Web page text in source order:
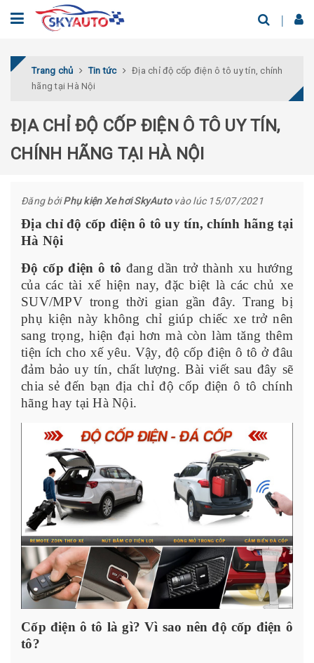
Trang chủ Tin tức
Địa chỉ độ cốp điện ô tô uy tín, chính
hãng tại Hà Nội
ĐỊA CHỈ ĐỘ CỐP ĐIỆN Ô TÔ UY TÍN,
CHÍNH HÃNG TẠI HÀ NỘI
Đăng bởiPhụ kiện Xe hơi SkyAutovào lúc 15/07/2021
Địa chỉ độ cốp điện ô tô uy tín, chính hãng tại
Hà Nội
Độ cốp điện ô tô đang dần trở thành xu hướng
của các tài xế hiện nay, đặc biệt là các chủ xe
SUV/MPV trong thời gian gần đây. Trang bị
phụ kiện này không chỉ giúp chiếc xe trở nên
sang trọng, hiện đại hơn mà còn làm tăng thêm
tiện ích cho xế yêu. Vậy, độ cốp điện ô tô ở đâu
đảm bảo uy tín, chất lượng. Bài viết sau đây sẽ
chia sẻ đến bạn địa chỉ độ cốp điện ô tô chính
hãng hay tại Hà Nội.
Cốp điện ô tô là gì? Vì sao nên độ cốp điện ô
tô?